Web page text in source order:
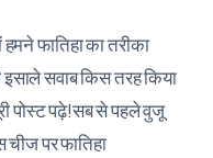
फातिहा का तरीका
सवाब किस तरह किया
पोस्ट पढ़े!सब से पहले वुजू
पर फातिहा